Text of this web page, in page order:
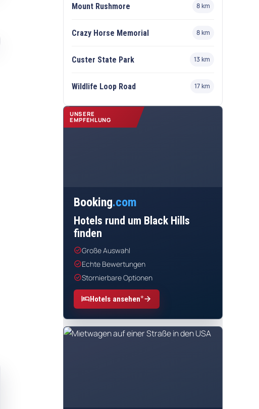
Mount Rushmore 8 km
Crazy Horse Memorial 8 km
Custer State Park 13 km
Wildlife Loop Road 17 km
UNSERE
EMPFEHLUNG
Booking.com
Hotels rund um Black Hills
finden
check_circleGroße Auswahl
check_circleEchte Bewertungen
check_circleStornierbare Optionen
hotelHotels ansehen*arrow_forward